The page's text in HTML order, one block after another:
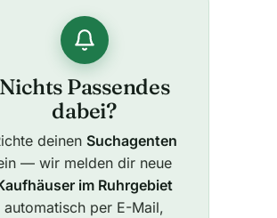
Nichts Passendes
dabei?
deinen Suchagenten
— wir melden dir neue
im Ruhrgebiet
automatisch per E-Mail,